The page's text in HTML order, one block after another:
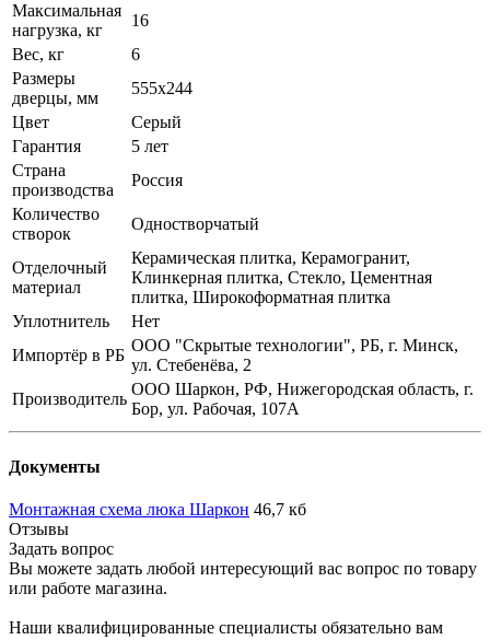
Максимальная
нагрузка, кг
16
Вес, кг
6
Размеры
дверцы, мм
555х244
Цвет
Серый
Гарантия
5 лет
Страна
производства
Россия
Количество
створок
Одностворчатый
Отделочный
материал
Керамическая плитка, Керамогранит,
Клинкерная плитка, Стекло, Цементная
плитка, Широкоформатная плитка
Уплотнитель
Нет
Импортёр в РБ
ООО "Скрытые технологии", РБ, г. Минск,
ул. Стебенёва, 2
Производитель
ООО Шаркон, РФ, Нижегородская область, г.
Бор, ул. Рабочая, 107А
Документы
Монтажная схема люка Шаркон 46,7 кб
Отзывы
Задать вопрос
Вы можете задать любой интересующий вас вопрос по товару
или работе магазина.
Наши квалифицированные специалисты обязательно вам